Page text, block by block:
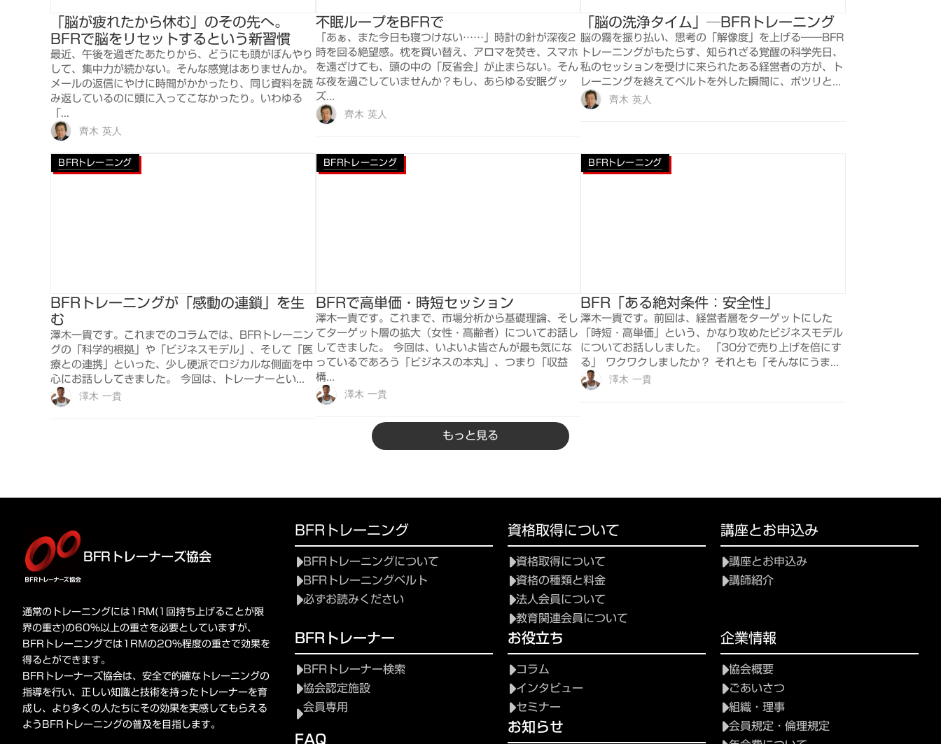
「脳が疲れたから休む」のその先へ。
BFRで脳をリセットするという新習慣
最近、午後を過ぎたあたりから、どうにも頭がぼんやり
して、集中力が続かない。そんな感覚はありませんか。
メールの返信にやけに時間がかかったり、同じ資料を読
み返しているのに頭に入ってこなかったり。いわゆる
「...
齊木 英人
不眠ループをBFRで
「あぁ、また今日も寝つけない……」時計の針が深夜2
時を回る絶望感。枕を買い替え、アロマを焚き、スマホ
を遠ざけても、頭の中の「反省会」が止まらない。そん
な夜を過ごしていませんか？もし、あらゆる安眠グッ
ズ...
齊木 英人
「脳の洗浄タイム」─BFRトレーニング
脳の霧を振り払い、思考の「解像度」を上げる――BFR
トレーニングがもたらす、知られざる覚醒の科学先日、
私のセッションを受けに来られたある経営者の方が、ト
レーニングを終えてベルトを外した瞬間に、ポツリと...
齊木 英人
BFRトレーニング
BFRトレーニングが「感動の連鎖」を生
む
澤木一貴です。これまでのコラムでは、BFRトレーニン
グの「科学的根拠」や「ビジネスモデル」、そして「医
療との連携」といった、少し硬派でロジカルな側面を中
心にお話ししてきました。 今回は、トレーナーとい...
澤木 一貴
BFRトレーニング
BFRで高単価・時短セッション
澤木一貴です。これまで、市場分析から基礎理論、そし
てターゲット層の拡大（女性・高齢者）についてお話し
してきました。 今回は、いよいよ皆さんが最も気にな
っているであろう「ビジネスの本丸」、つまり「収益
構...
澤木 一貴
BFRトレーニング
BFR「ある絶対条件：安全性」
澤木一貴です。前回は、経営者層をターゲットにした
「時短・高単価」という、かなり攻めたビジネスモデル
についてお話ししました。 「30分で売り上げを倍にす
る」 ワクワクしましたか？ それとも「そんなにうま...
澤木 一貴
もっと見る
BFRトレーナーズ協会
通常のトレーニングには1RM(1回持ち上げることが限
界の重さ)の60%以上の重さを必要としていますが、
BFRトレーニングでは1RMの20%程度の重さで効果を
得るとができます。
BFRトレーナーズ協会は、安全で的確なトレーニングの
指導を行い、正しい知識と技術を持ったトレーナーを育
成し、より多くの人たちにその効果を実感してもらえる
ようBFRトレーニングの普及を目指します。
BFRトレーニング
BFRトレーニングについて
BFRトレーニングベルト
必ずお読みください
資格取得について
資格取得について
資格の種類と料金
法人会員について
教育関連会員について
講座とお申込み
講座とお申込み
講師紹介
BFRトレーナー
BFRトレーナー検索
協会認定施設
会員専用
お役立ち
コラム
インタビュー
セミナー
お知らせ
企業情報
協会概要
ごあいさつ
組織・理事
会員規定・倫理規定